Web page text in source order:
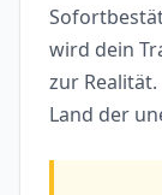
wird dein
zur
Land der